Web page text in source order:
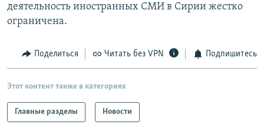
деятельность иностранных СМИ в Сирии жестко
ограничена.
Поделиться Читать без VPN Подпишитесь
Этот контент также в категориях
Главные разделы Новости